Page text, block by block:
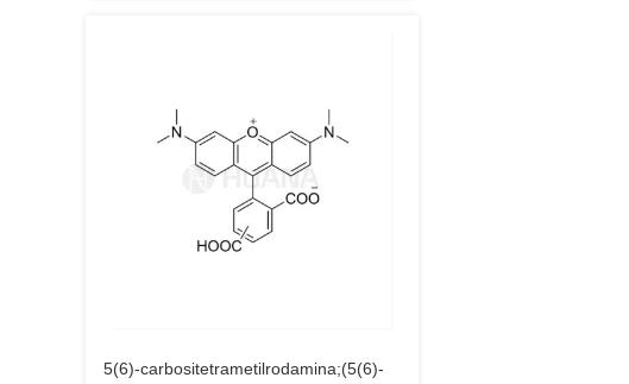
5(6)-carbositetrametilrodamina;(5(6)-